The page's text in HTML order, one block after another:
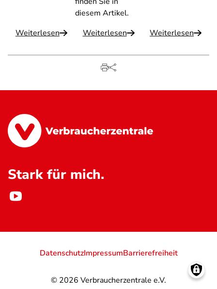
Weiterlesen
diesem Artikel.
Weiterlesen
Weiterlesen
Stark für mich.
© 2026 Verbraucherzentrale e.V.
DatenschutzImpressumBarrierefreiheit